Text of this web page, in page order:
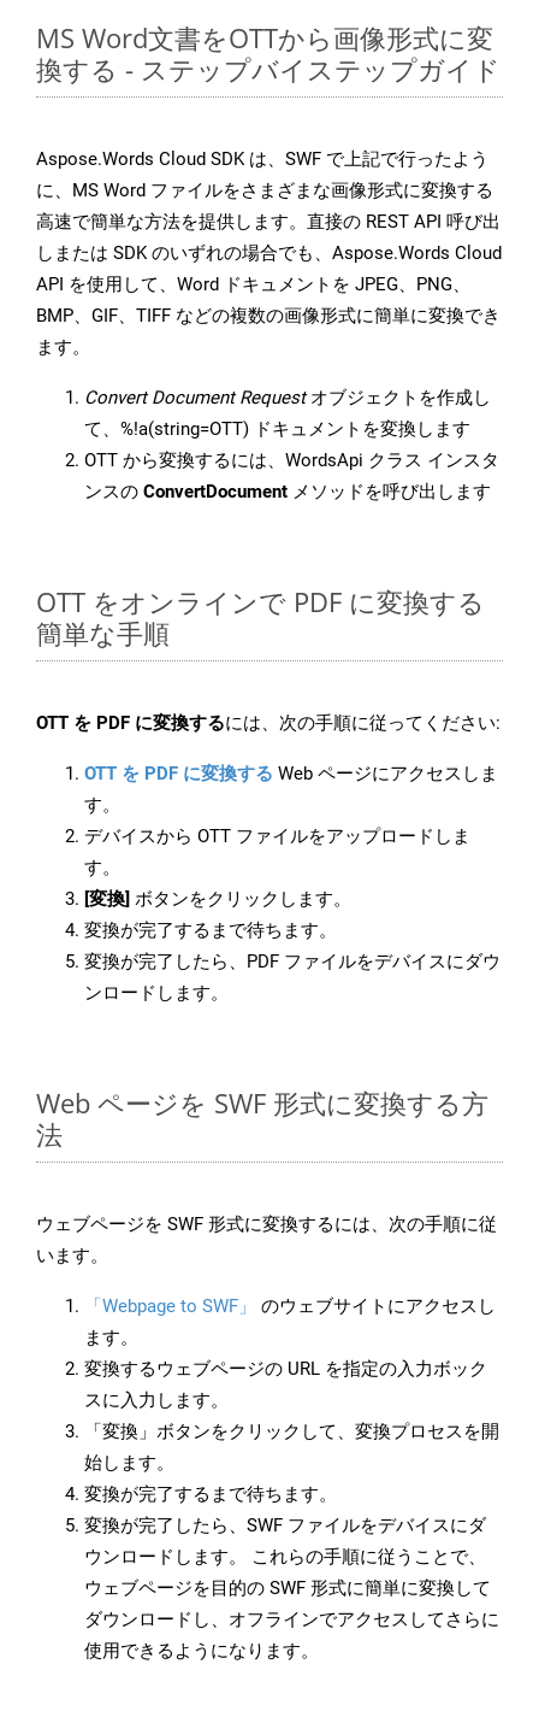
MS Word文書をOTTから画像形式に変
換する - ステップバイステップガイド
Aspose.Words Cloud SDK は、SWF で上記で行ったよう
に、MS Word ファイルをさまざまな画像形式に変換する
高速で簡単な方法を提供します。直接の REST API 呼び出
しまたは SDK のいずれの場合でも、Aspose.Words Cloud
API を使用して、Word ドキュメントを JPEG、PNG、
BMP、GIF、TIFF などの複数の画像形式に簡単に変換でき
ます。
Convert Document Requestオブジェクトを作成し
て、%!a(string=OTT) ドキュメントを変換します
OTT から変換するには、WordsApi クラス インスタ
ンスの ConvertDocument メソッドを呼び出します
OTT をオンラインで PDF に変換する
簡単な手順
OTT を PDF に変換するには、次の手順に従ってください:
OTT を PDF に変換する Web ページにアクセスしま
す。
デバイスから OTT ファイルをアップロードしま
す。
[変換] ボタンをクリックします。
変換が完了するまで待ちます。
変換が完了したら、PDF ファイルをデバイスにダウ
ンロードします。
Web ページを SWF 形式に変換する方
法
ウェブページを SWF 形式に変換するには、次の手順に従
います。
「Webpage to SWF」
のウェブサイトにアクセスし
ます。
変換するウェブページの URL を指定の入力ボック
スに入力します。
「変換」ボタンをクリックして、変換プロセスを開
始します。
変換が完了するまで待ちます。
変換が完了したら、SWF ファイルをデバイスにダ
ウンロードします。 これらの手順に従うことで、
ウェブページを目的の SWF 形式に簡単に変換して
ダウンロードし、オフラインでアクセスしてさらに
使用できるようになります。